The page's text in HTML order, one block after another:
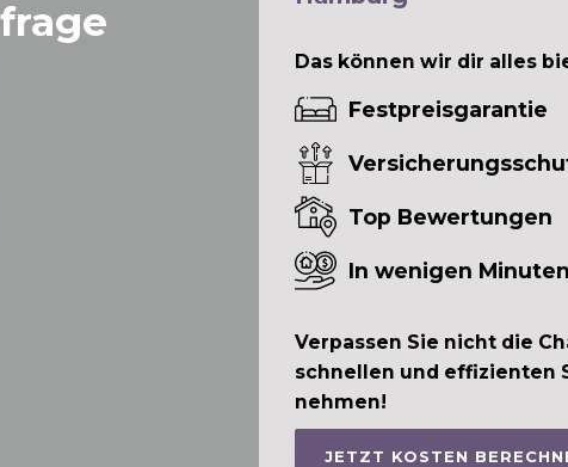
Das können wir dir alles
Festpreisgarantie
Top Bewertungen
In wenigen
Verpassen Sie nicht die
schnellen und effizienten
nehmen!
JETZT KOSTEN